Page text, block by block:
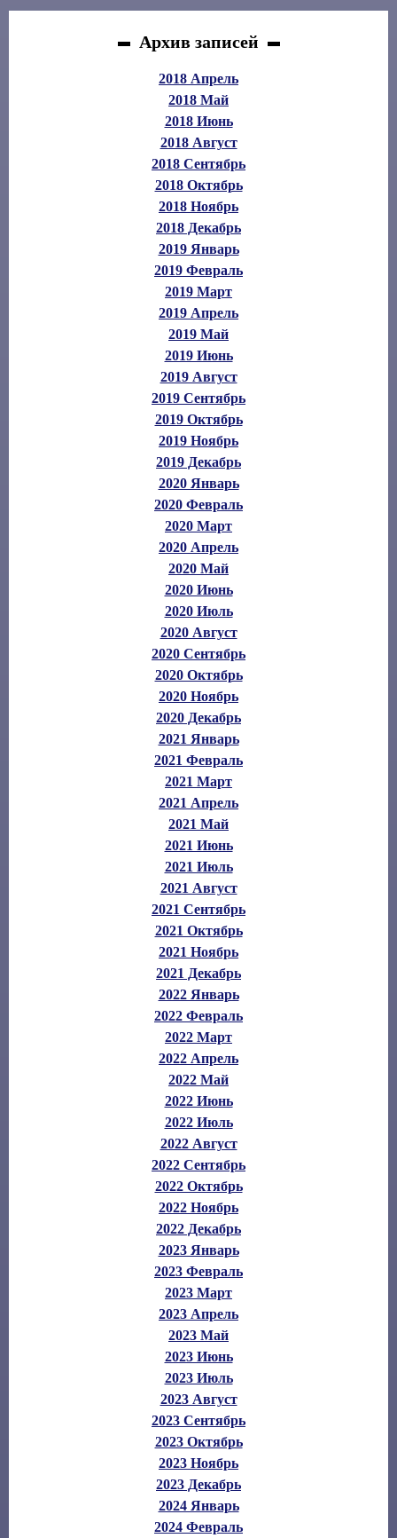
Архив записей
2018 Апрель
2018 Май
2018 Июнь
2018 Август
2018 Сентябрь
2018 Октябрь
2018 Ноябрь
2018 Декабрь
2019 Январь
2019 Февраль
2019 Март
2019 Апрель
2019 Май
2019 Июнь
2019 Август
2019 Сентябрь
2019 Октябрь
2019 Ноябрь
2019 Декабрь
2020 Январь
2020 Февраль
2020 Март
2020 Апрель
2020 Май
2020 Июнь
2020 Июль
2020 Август
2020 Сентябрь
2020 Октябрь
2020 Ноябрь
2020 Декабрь
2021 Январь
2021 Февраль
2021 Март
2021 Апрель
2021 Май
2021 Июнь
2021 Июль
2021 Август
2021 Сентябрь
2021 Октябрь
2021 Ноябрь
2021 Декабрь
2022 Январь
2022 Февраль
2022 Март
2022 Апрель
2022 Май
2022 Июнь
2022 Июль
2022 Август
2022 Сентябрь
2022 Октябрь
2022 Ноябрь
2022 Декабрь
2023 Январь
2023 Февраль
2023 Март
2023 Апрель
2023 Май
2023 Июнь
2023 Июль
2023 Август
2023 Сентябрь
2023 Октябрь
2023 Ноябрь
2023 Декабрь
2024 Январь
2024 Февраль